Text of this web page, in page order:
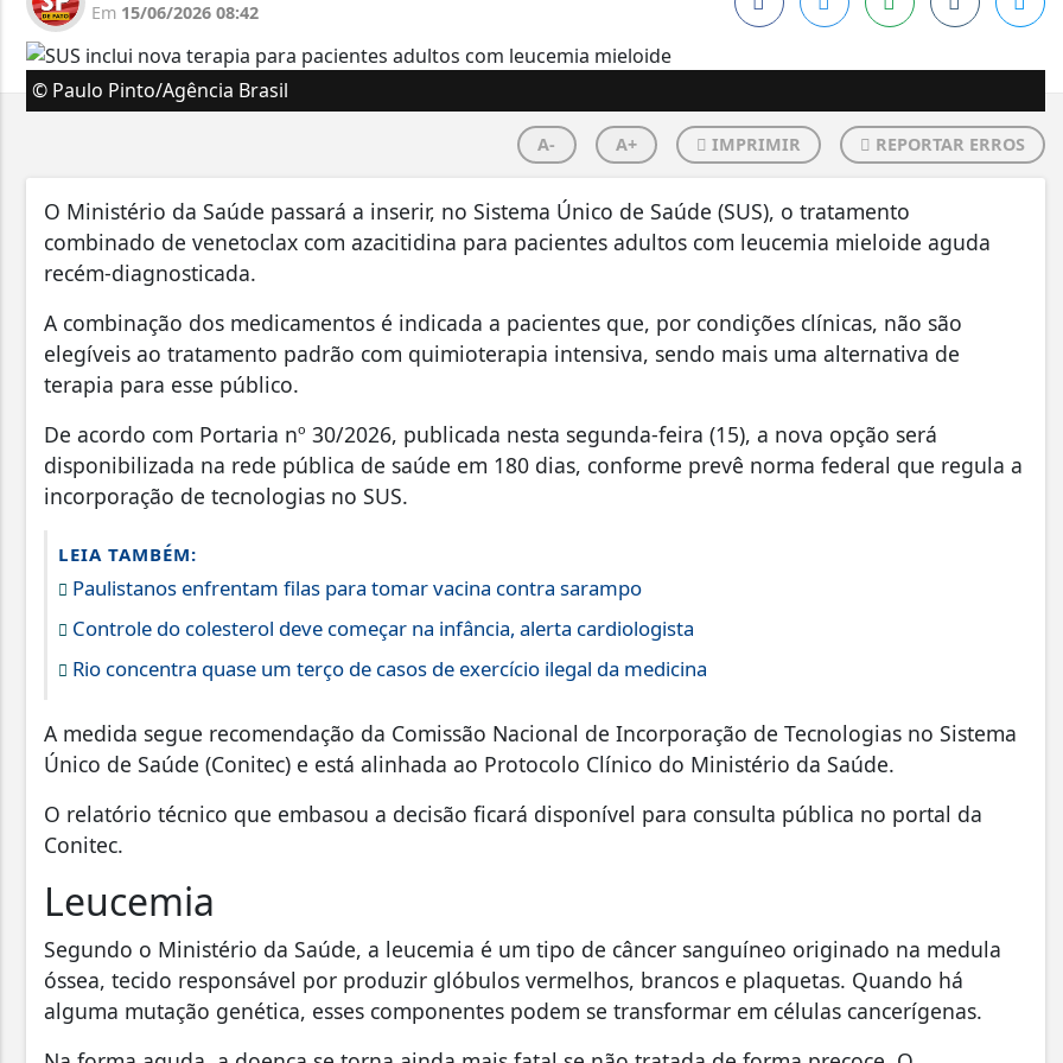
Em 15/06/2026 08:42
© Paulo Pinto/Agência Brasil
A- A+ IMPRIMIR REPORTAR ERROS
O Ministério da Saúde passará a inserir, no Sistema Único de Saúde (SUS), o tratamento
combinado de venetoclax com azacitidina para pacientes adultos com leucemia mieloide aguda
recém-diagnosticada.
A combinação dos medicamentos é indicada a pacientes que, por condições clínicas, não são
elegíveis ao tratamento padrão com quimioterapia intensiva, sendo mais uma alternativa de
terapia para esse público.
De acordo com Portaria nº 30/2026, publicada nesta segunda-feira (15), a nova opção será
disponibilizada na rede pública de saúde em 180 dias, conforme prevê norma federal que regula a
incorporação de tecnologias no SUS.
LEIA TAMBÉM:
Paulistanos enfrentam filas para tomar vacina contra sarampo
Controle do colesterol deve começar na infância, alerta cardiologista
Rio concentra quase um terço de casos de exercício ilegal da medicina
A medida segue recomendação da Comissão Nacional de Incorporação de Tecnologias no Sistema
Único de Saúde (Conitec) e está alinhada ao Protocolo Clínico do Ministério da Saúde.
O relatório técnico que embasou a decisão ficará disponível para consulta pública no portal da
Conitec.
Leucemia
Segundo o Ministério da Saúde, a leucemia é um tipo de câncer sanguíneo originado na medula
óssea, tecido responsável por produzir glóbulos vermelhos, brancos e plaquetas. Quando há
alguma mutação genética, esses componentes podem se transformar em células cancerígenas.